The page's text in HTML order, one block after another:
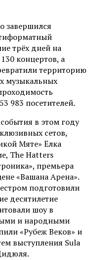
завершился
трёх дней на
концертов, а
территорию
музыкальных
983 посетителей.
в этом году
сетов,
Мяте» Ёлка
The Hatters
премьера
«Вашана Арена».
подготовили
десятилетие
шоу в
и народными
«Рубеж Веков» и
выступления Sula